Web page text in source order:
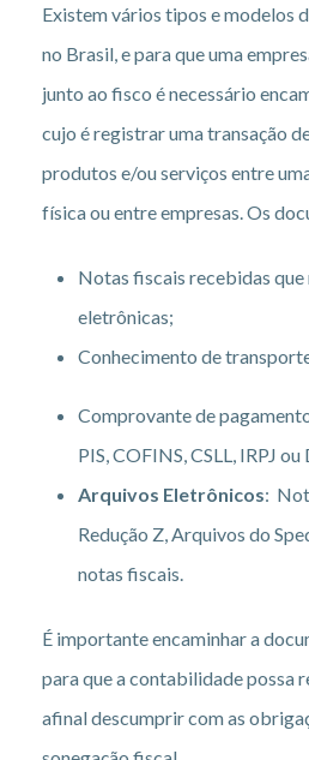
Existem vários tipos e modelos
no Brasil, e para que uma
junto ao fisco é necessário
cujo é registrar uma transação
produtos e/ou serviços entre
física ou entre empresas. Os
Notas fiscais recebidas que
eletrônicas;
Conhecimento de
Comprovante de
PIS, COFINS, CSLL, IRPJ ou
Arquivos Eletrônicos:
Redução Z, Arquivos do
notas fiscais.
É importante encaminhar a
para que a contabilidade possa
afinal descumprir com as